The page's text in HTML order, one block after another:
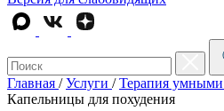
Главная / Услуги / Терапия
Капельницы для похудения